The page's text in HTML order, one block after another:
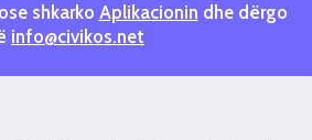
shkarko Aplikacionin dhe dërgo
info@civikos.net